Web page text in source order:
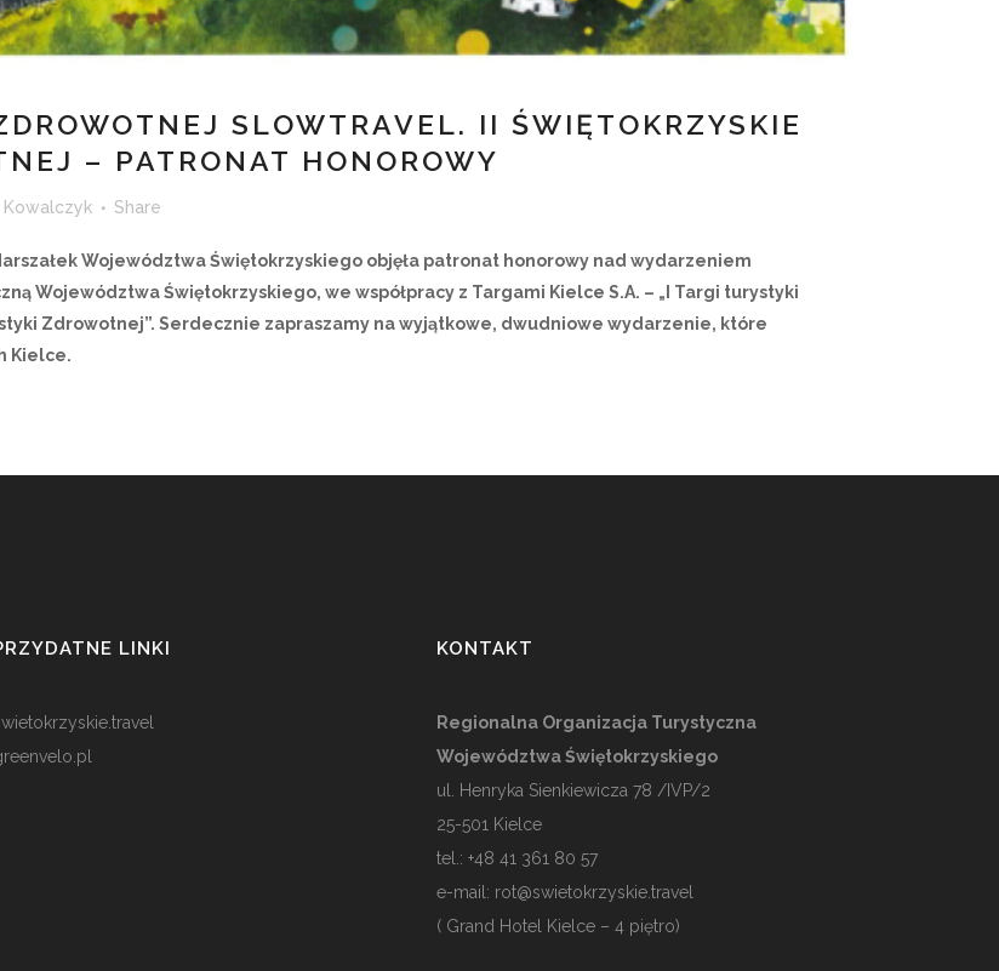
SLOWTRAVEL. II ŚWIĘTOKRZYSKIE
– PATRONAT HONOROWY
Kowalczyk Share
Województwa Świętokrzyskiego objęła patronat honorowy nad wydarzeniem
Województwa Świętokrzyskiego, we współpracy z Targami Kielce S.A. – „I Targi turystyki
Zdrowotnej”. Serdecznie zapraszamy na wyjątkowe, dwudniowe wydarzenie, które
Kielce.
LINKI KONTAKT
Regionalna Organizacja Turystyczna
Województwa Świętokrzyskiego
ul. Henryka Sienkiewicza 78 /IVP/2
25-501 Kielce
tel.: +48 41 361 80 57
e-mail: rot@swietokrzyskie.travel
( Grand Hotel Kielce – 4 piętro)